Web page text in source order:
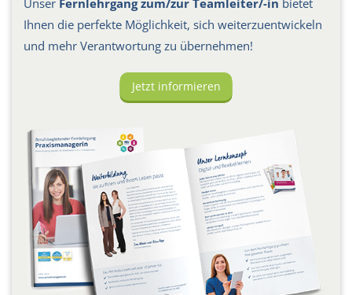
Ihnen die perfekte Möglichkeit, sich weiterzuentwickeln
und mehr Verantwortung zu übernehmen!
Jetzt informieren